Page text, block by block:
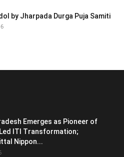
by Jharpada Durga Puja Samiti
Emerges as Pioneer of
ITI Transformation;
Nippon...